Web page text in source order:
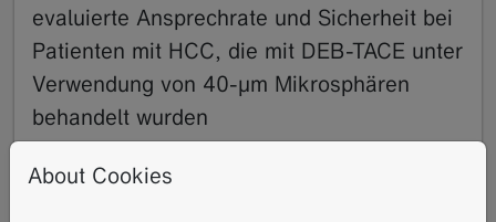
evaluierte Ansprechrate und Sicherheit bei
Patienten mit HCC, die mit DEB-TACE unter
Verwendung von 40-µm Mikrosphären
behandelt wurden
Forscher am Universitätsklinikum Jena analysierten in
About Cookies